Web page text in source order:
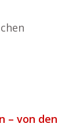
– von den